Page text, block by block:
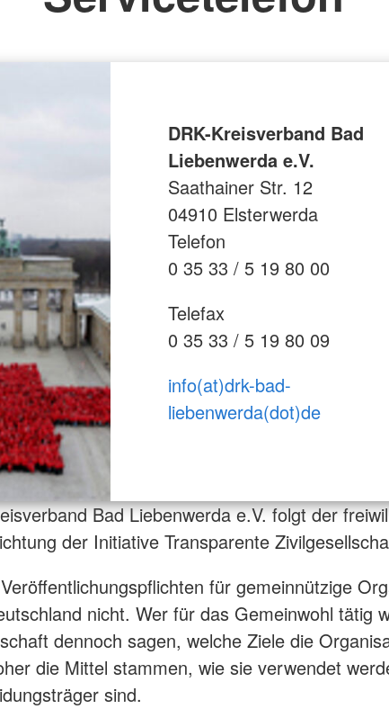
DRK-Kreisverband Bad
Liebenwerda e.V.
Saathainer Str. 12
04910 Elsterwerda
Telefon
0 35 33 / 5 19 80 00
Telefax
0 35 33 / 5 19 80 09
info(at)drk-bad-
liebenwerda(dot)de
Bad Liebenwerda e.V. folgt der
der Initiative Transparente
für gemeinnützige
nicht. Wer für das Gemeinwohl tätig
dennoch sagen, welche Ziele die
die Mittel stammen, wie sie verwendet
sind.